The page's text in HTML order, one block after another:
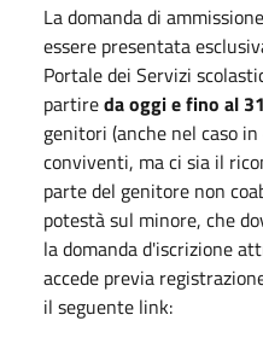
La domanda di
essere presentata
Portale dei Servizi
partireda oggi e fino al
genitori (anche nel caso
conviventi, ma ci sia il
parte del genitore non
potestà sul minore, che
la domanda d'iscrizione
accede previa
il seguente link: